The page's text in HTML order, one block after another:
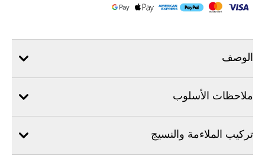
الوصف
ملاحظات الأسلوب
تركيب الملاءمة والنسيج